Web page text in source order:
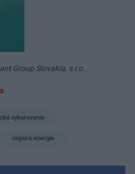
Group Slovakia, s.r.o.
vykurovanie
úspora energie